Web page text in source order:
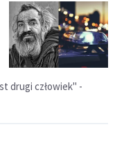
drugi człowiek" -